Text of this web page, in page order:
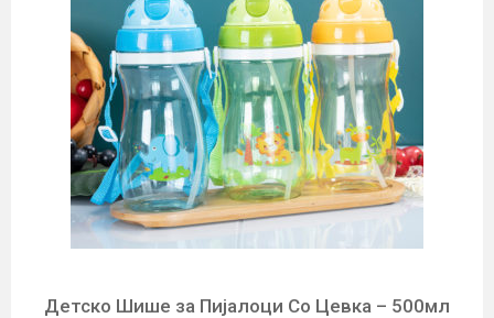
Детско Шише за Пијалоци Со Цевка – 500мл